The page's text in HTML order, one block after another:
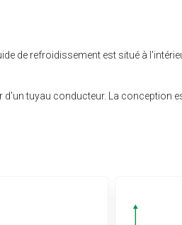
de refroidissement est situé à
tuyau conducteur. La conception